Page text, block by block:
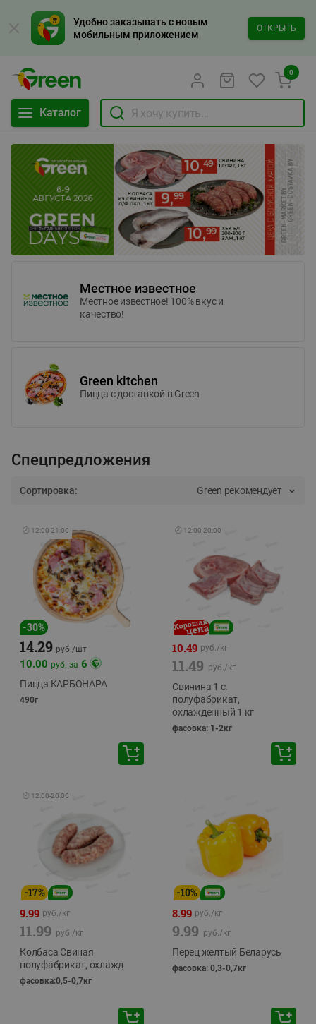
Удобно заказывать с новым
мобильным приложением
ОТКРЫТЬ
Каталог
0
Местное известное
Местное известное! 100% вкус и
качество!
Green kitchen
Пицца c доставкой в Green
Спецпредложения
Сортировка: Green рекомендует
🕘 12:00-21:00
-30%
14.29 руб./шт
10.00 руб. за 6
Пицца КАРБОНАРА
490г
🕘 12:00-20:00
10.49 руб./кг
11.49 руб./кг
Свинина 1 с.
полуфабрикат,
охлажденный 1 кг
фасовка: 1-2кг
🕘 12:00-20:00
-17%
9.99 руб./кг
11.99 руб./кг
Колбаса Свиная
полуфабрикат, охлажд
фасовка:0,5-0,7кг
-10%
8.99 руб./кг
9.99 руб./кг
Перец желтый Беларусь
фасовка: 0,3-0,7кг